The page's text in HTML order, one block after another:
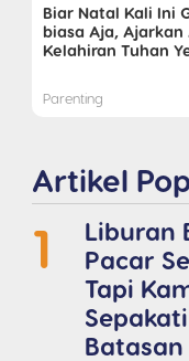
Biar Natal Kali Ini
biasa Aja, Ajarkan
Kelahiran Tuhan
Parenting
Artikel
1
Liburan
Pacar
Tapi